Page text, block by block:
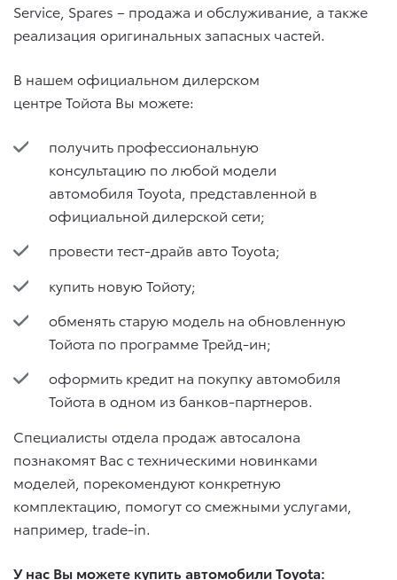
Service, Spares – продажа и обслуживание, а также
реализация оригинальных запасных частей.
В нашем официальном дилерском
центре Тойота Вы можете:
получить профессиональную
консультацию по любой модели
автомобиля Toyota, представленной в
официальной дилерской сети;
провести тест-драйв авто Toyota;
купить новую Тойоту;
обменять старую модель на обновленную
Тойота по программе Трейд-ин;
оформить кредит на покупку автомобиля
Тойота в одном из банков-партнеров.
Специалисты отдела продаж автосалона
познакомят Вас с техническими новинками
моделей, порекомендуют конкретную
комплектацию, помогут со смежными услугами,
например, trade-in.
У нас Вы можете купить автомобили Toyota: